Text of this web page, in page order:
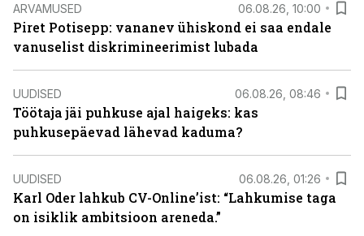
ARVAMUSED 06.08.26, 10:00
Piret Potisepp: vananev ühiskond ei saa endale
vanuselist diskrimineerimist lubada
UUDISED 06.08.26, 08:46
Töötaja jäi puhkuse ajal haigeks: kas
puhkusepäevad lähevad kaduma?
UUDISED 06.08.26, 01:26
Karl Oder lahkub CV-Online’ist: “Lahkumise taga
on isiklik ambitsioon areneda.”